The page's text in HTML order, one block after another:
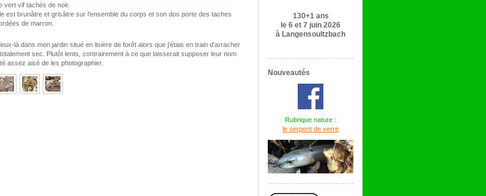
vert vif tachés de noir.
est brunâtre et grisâtre sur l'ensemble du corps et son dos porte des taches
de marron.
là dans mon jardin situé en lisière de forêt alors que j'étais en train d'arracher
sec. Plutôt lents, contrairement à ce que laisserait supposer leur nom
assez aisé de les photographier.
130+1 ans
le 6 et 7 juin 2026
à Langensoultzbach
Nouveautés
Rubrique nature :
le serpent de verre